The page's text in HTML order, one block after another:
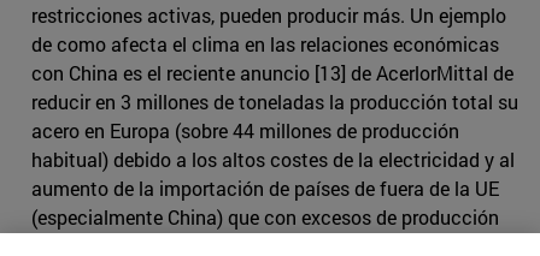
restricciones activas, pueden producir más. Un ejemplo
de como afecta el clima en las relaciones económicas
con China es el reciente anuncio [13] de AcerlorMittal de
reducir en 3 millones de toneladas la producción total su
acero en Europa (sobre 44 millones de producción
habitual) debido a los altos costes de la electricidad y al
aumento de la importación de países de fuera de la UE
(especialmente China) que con excesos de producción